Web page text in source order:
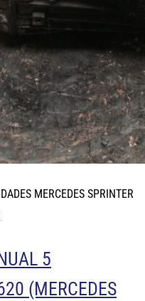
MERCEDES SPRINTER
5
(MERCEDES